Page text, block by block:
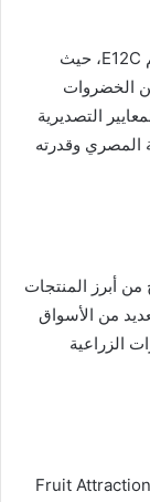
تشارك دالتكس في المعرض من خلال جناحها رقم E12C، حيث
الخضروات
التصديرية
المصري وقدرته
أبرز المنتجات
من الأسواق
الزراعية
تستهدف دالتكس من خلال مشاركتها في معرض Fruit Attraction